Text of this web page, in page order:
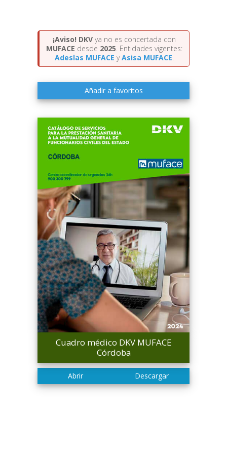
¡Aviso! DKV ya no es concertada con
MUFACE desde 2025. Entidades vigentes:
Adeslas MUFACE yAsisa MUFACE.
Cuadro médico DKV MUFACE
Córdoba